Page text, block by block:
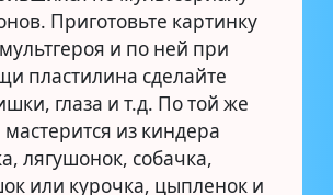
Приготовьте картинку
и по ней при
пластилина сделайте
глаза и т.д. По той же
мастерится из киндера
лягушонок, собачка,
или курочка, цыпленок и